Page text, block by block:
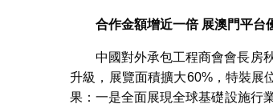
合作金額增近一倍 展澳門平台
中國對外承包工程商會會長房
升級，展覽面積擴大60%，特裝展
果：一是全面展現全球基礎設施行